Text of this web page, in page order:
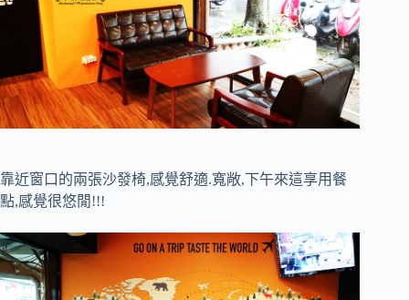
靠近窗口的兩張沙發椅,感覺舒適.寬敞,下午來這享用餐
點,感覺很悠閒!!!